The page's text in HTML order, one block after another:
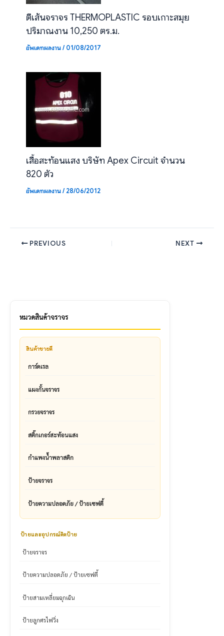
หมวดสินค้าจราจร
สินค้าขายดี
การ์ดเรล
แผงกั้นจราจร
กรวยจราจร
สติ๊กเกอร์สะท้อนแสง
กำแพงน้ำพลาสติก
ป้ายจราจร
ป้ายความปลอดภัย / ป้ายเซฟตี้
ป้ายและอุปกรณ์ติดป้าย
ป้ายจราจร
ป้ายความปลอดภัย / ป้ายเซฟตี้
ป้ายสามเหลี่ยมฉุกเฉิน
ป้ายลูกศรไฟวิ่ง
ตีเส้นจราจร THERMOPLASTIC รอบเกาะสมุย
ปริมาณงาน 10,250 ตร.ม.
อัพเดทผลงาน/01/08/2017
เสื้อสะท้อนแสง บริษัท Apex Circuit จำนวน
820 ตัว
อัพเดทผลงาน/28/06/2012
PREVIOUS NEXT